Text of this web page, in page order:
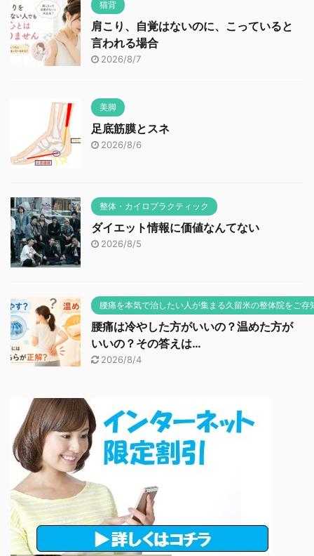
猫背
肩こり、自覚はないのに、こっていると
言われる場合
2026/8/7
美脚
足底筋膜とスネ
2026/8/6
整体・カイロプラクティック
ダイエット情報に価値なんてない
2026/8/5
腰痛を本気で治したい人が集まる久留米の整体院をご存
腰痛は冷やした方がいいの？温めた方が
いいの？その答えは…
2026/8/4